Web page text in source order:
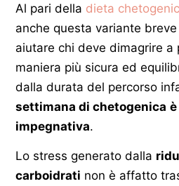
Al pari della dieta
anche questa variante
aiutare chi deve dimagrire a
maniera più sicura ed
dalla durata del percorso
settimana di chetogenica
impegnativa.
Lo stress generato dalla
carboidrati non è affatto